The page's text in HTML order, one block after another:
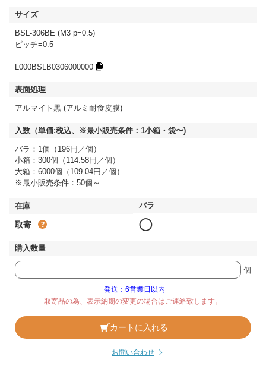
BSL-306BE (M3 p=0.5)
ピッチ=0.5
L000BSLB0306000000
アルマイト黒 (アルミ耐食皮膜)
バラ：1個（196円／個）
小箱：300個（114.58円／個）
大箱：6000個（109.04円／個）
※最小販売条件：50個～
取寄 ◯
個
発送：6営業日以内
取寄品の為、表示納期の変更の場合はご連絡致します。
カートに入れる
お問い合わせ